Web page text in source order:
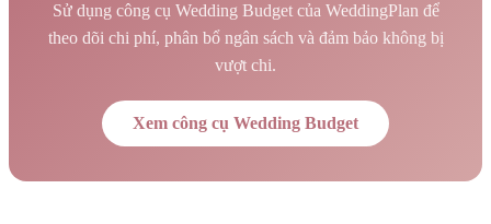
Sử dụng công cụ Wedding Budget của WeddingPlan để
theo dõi chi phí, phân bổ ngân sách và đảm bảo không bị
vượt chi.
Xem công cụ Wedding Budget